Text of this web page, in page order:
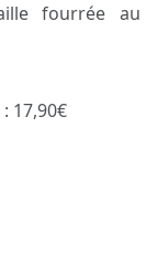
fourrée
17,90€